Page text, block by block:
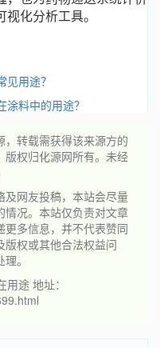
化分析工具。
用途？
料中的用途？
转载需获得该来源方的
版权归化源网所有。未经
及网友投稿，本站会尽量
情况。本站仅负责对文章
多信息，并不代表赞同
权或其他合法权益问
。
途 地址：